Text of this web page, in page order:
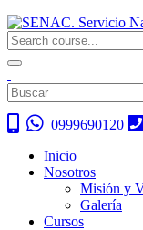
0999690120
Inicio
Nosotros
Misión y
Galería
Cursos